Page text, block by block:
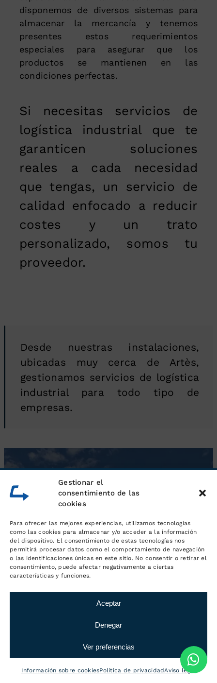
Gestionar el
consentimiento de las
cookies
Para ofrecer las mejores experiencias, utilizamos tecnologías
como las cookies para almacenar y/o acceder a la información
del dispositivo. El consentimiento de estas tecnologías nos
permitirá procesar datos como el comportamiento de navegación
o las identificaciones únicas en este sitio. No consentir o retirar el
consentimiento, puede afectar negativamente a ciertas
características y funciones.
Aceptar
Denegar
Ver preferencias
Información sobre cookiesPolítica de privacidadAviso legal
disponemos de diversos sistemas para
almacenar la mercancía y tenemos
presentes estos requerimientos
especiales para asegurar que los
productos se mantienen en las
condiciones perfectas.
Si necesitas servicios de
logística industrial que te
garanticen soluciones
reales a cada necesidad
que tengas, un servicio de
calidad enfocado a reducir
costes y un trato
personalizado, somos tu
proveedor.
Desde nuestras instalaciones,
ubicadas muy cerca de Artès,
gestionamos servicios de logística
industrial para todo tipo de
empresas.